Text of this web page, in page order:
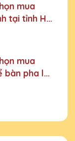
mua
tại tỉnh Hà
mua
bàn pha lê